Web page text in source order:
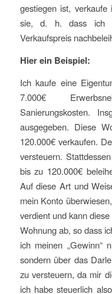
gestiegen ist,
sie, d. h. dass ich
Verkaufspreis
Hier ein Beispiel:
Ich kaufe eine
7.000€
Sanierungskosten.
ausgegeben. Diese
120.000€ verkaufen.
versteuern.
bis zu 120.000€
Auf diese Art und
mein Konto
verdient und kann
Wohnung ab, so dass
ich meinen „Gewinn“
sondern über das
zu versteuern, da mir
ich habe steuerlich